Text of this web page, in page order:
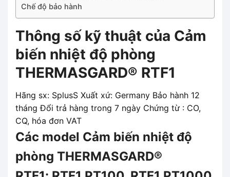
Chế độ bảo hành
Thông số kỹ thuật của Cảm
biến nhiệt độ phòng
THERMASGARD® RTF1
Hãng sx: SplusS Xuất xứ: Germany Bảo hành 12
tháng Đổi trả hàng trong 7 ngày Chứng từ : CO,
CQ, hóa đơn VAT
Các model Cảm biến nhiệt độ
phòng THERMASGARD®